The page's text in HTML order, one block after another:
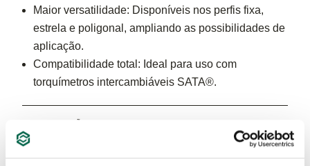
Maior versatilidade: Disponíveis nos perfis fixa,
estrela e poligonal, ampliando as possibilidades de
aplicação.
Compatibilidade total: Ideal para uso com
torquímetros intercambiáveis SATA®.